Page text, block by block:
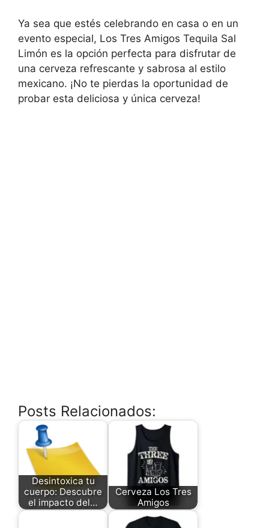
Ya sea que estés celebrando en casa o en un
evento especial, Los Tres Amigos Tequila Sal
Limón es la opción perfecta para disfrutar de
una cerveza refrescante y sabrosa al estilo
mexicano. ¡No te pierdas la oportunidad de
probar esta deliciosa y única cerveza!
Posts Relacionados:
Desintoxica tu
cuerpo: Descubre
el impacto del…
Cerveza Los Tres
Amigos